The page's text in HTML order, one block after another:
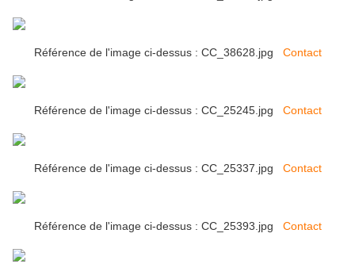
Référence de l'image ci-dessus : CC_38628.jpg Contact
Référence de l'image ci-dessus : CC_25245.jpg Contact
Référence de l'image ci-dessus : CC_25337.jpg Contact
Référence de l'image ci-dessus : CC_25393.jpg Contact